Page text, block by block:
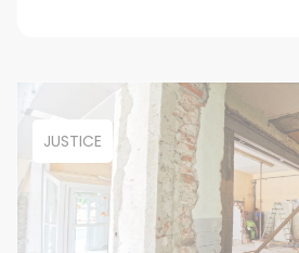
JUSTICE